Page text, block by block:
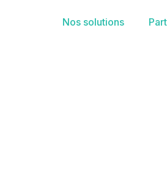
Nos solutions